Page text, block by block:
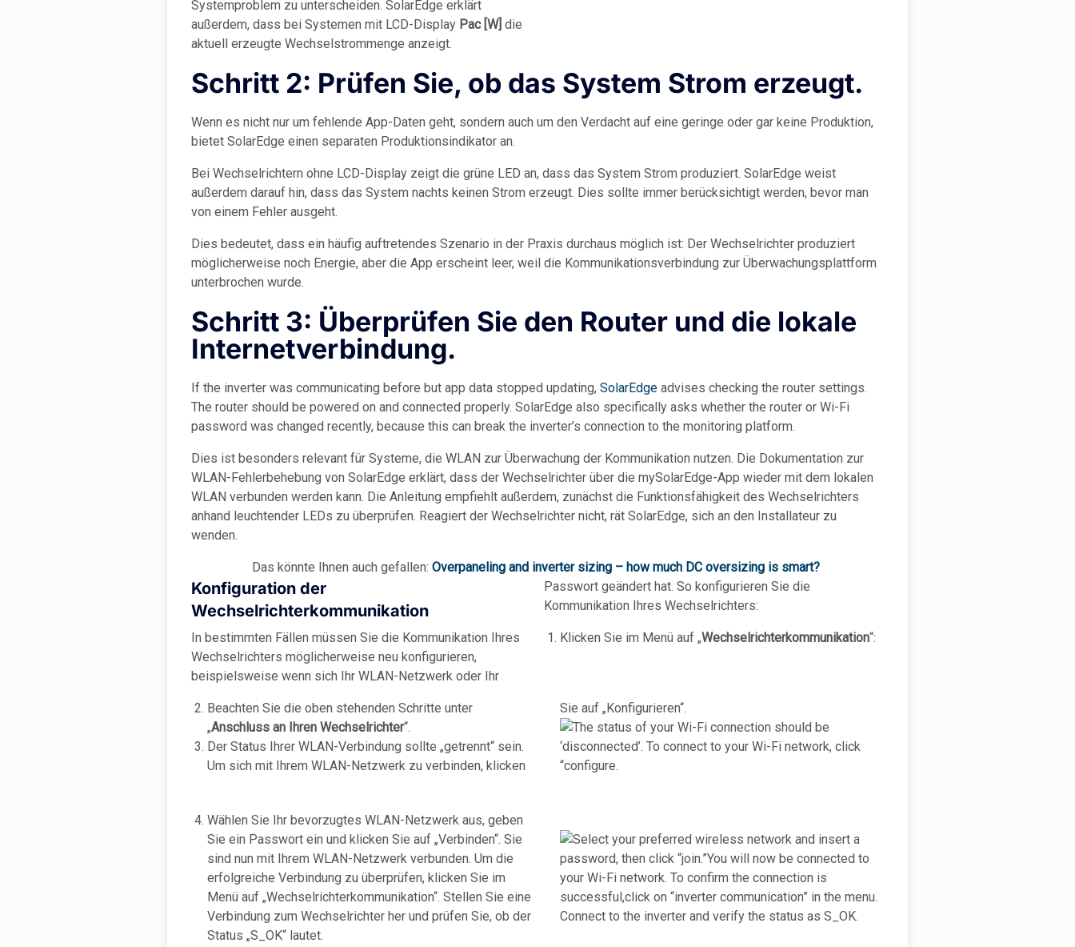
Systemproblem zu unterscheiden. SolarEdge erklärt
außerdem, dass bei Systemen mit LCD-Display Pac [W] die
aktuell erzeugte Wechselstrommenge anzeigt.
Schritt 2: Prüfen Sie, ob das System Strom erzeugt.
Wenn es nicht nur um fehlende App-Daten geht, sondern auch um den Verdacht auf eine geringe oder gar keine Produktion,
bietet SolarEdge einen separaten Produktionsindikator an.
Bei Wechselrichtern ohne LCD-Display zeigt die grüne LED an, dass das System Strom produziert. SolarEdge weist
außerdem darauf hin, dass das System nachts keinen Strom erzeugt. Dies sollte immer berücksichtigt werden, bevor man
von einem Fehler ausgeht.
Dies bedeutet, dass ein häufig auftretendes Szenario in der Praxis durchaus möglich ist: Der Wechselrichter produziert
möglicherweise noch Energie, aber die App erscheint leer, weil die Kommunikationsverbindung zur Überwachungsplattform
unterbrochen wurde.
Schritt 3: Überprüfen Sie den Router und die lokale
Internetverbindung.
If the inverter was communicating before but app data stopped updating, SolarEdge advises checking the router settings.
The router should be powered on and connected properly. SolarEdge also specifically asks whether the router or Wi-Fi
password was changed recently, because this can break the inverter’s connection to the monitoring platform.
Dies ist besonders relevant für Systeme, die WLAN zur Überwachung der Kommunikation nutzen. Die Dokumentation zur
WLAN-Fehlerbehebung von SolarEdge erklärt, dass der Wechselrichter über die mySolarEdge-App wieder mit dem lokalen
WLAN verbunden werden kann. Die Anleitung empfiehlt außerdem, zunächst die Funktionsfähigkeit des Wechselrichters
anhand leuchtender LEDs zu überprüfen. Reagiert der Wechselrichter nicht, rät SolarEdge, sich an den Installateur zu
wenden.
Das könnte Ihnen auch gefallen: Overpaneling and inverter sizing – how much DC oversizing is smart?
Konfiguration der
Wechselrichterkommunikation
In bestimmten Fällen müssen Sie die Kommunikation Ihres
Wechselrichters möglicherweise neu konfigurieren,
beispielsweise wenn sich Ihr WLAN-Netzwerk oder Ihr
Passwort geändert hat. So konfigurieren Sie die
Kommunikation Ihres Wechselrichters:
Klicken Sie im Menü auf „Wechselrichterkommunikation“:
Beachten Sie die oben stehenden Schritte unter
„Anschluss an Ihren Wechselrichter“.
Der Status Ihrer WLAN-Verbindung sollte „getrennt“ sein.
Um sich mit Ihrem WLAN-Netzwerk zu verbinden, klicken
Sie auf „Konfigurieren“.
Wählen Sie Ihr bevorzugtes WLAN-Netzwerk aus, geben
Sie ein Passwort ein und klicken Sie auf „Verbinden“. Sie
sind nun mit Ihrem WLAN-Netzwerk verbunden. Um die
erfolgreiche Verbindung zu überprüfen, klicken Sie im
Menü auf „Wechselrichterkommunikation“. Stellen Sie eine
Verbindung zum Wechselrichter her und prüfen Sie, ob der
Status „S_OK“ lautet.